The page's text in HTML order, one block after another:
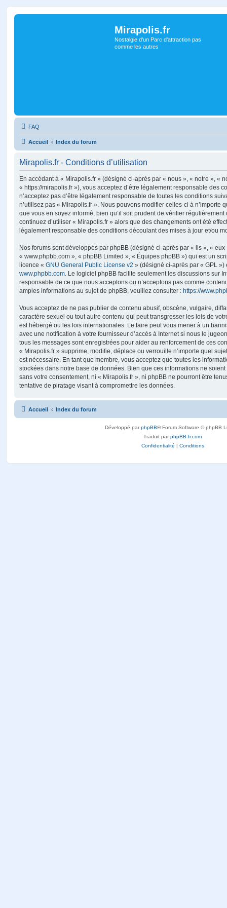
Mirapolis.fr
Nostalgie d'un Parc d'attraction pas
comme les autres
FAQ
Accueil Index du forum
Mirapolis.fr - Conditions d’utilisation
En accédant à « Mirapolis.fr » (désigné ci-après par « nous », « notre », «
« https://mirapolis.fr »), vous acceptez d’être légalement responsable des
n’acceptez pas d’être légalement responsable de toutes les conditions
n’utilisez pas « Mirapolis.fr ». Nous pouvons modifier celles-ci à n’importe
que vous en soyez informé, bien qu’il soit prudent de vérifier
continuez d’utiliser « Mirapolis.fr » alors que des changements ont été
légalement responsable des conditions découlant des mises à jour et/ou
Nos forums sont développés par phpBB (désigné ci-après par « ils », «
« www.phpbb.com », « phpBB Limited », « Équipes phpBB ») qui est un
licence « GNU General Public License v2 » (désigné ci-après par « GPL
www.phpbb.com. Le logiciel phpBB facilite seulement les discussions sur
responsable de ce que nous acceptons ou n’acceptons pas comme
amples informations au sujet de phpBB, veuillez consulter : https://
Vous acceptez de ne pas publier de contenu abusif, obscène, vulgaire,
caractère sexuel ou tout autre contenu qui peut transgresser les lois de
est hébergé ou les lois internationales. Le faire peut vous mener à un
avec une notification à votre fournisseur d’accès à Internet si nous le
tous les messages sont enregistrées pour aider au renforcement de ces
« Mirapolis.fr » supprime, modifie, déplace ou verrouille n’importe quel
est nécessaire. En tant que membre, vous acceptez que toutes les
stockées dans notre base de données. Bien que ces informations ne
sans votre consentement, ni « Mirapolis.fr », ni phpBB ne pourront être
tentative de piratage visant à compromettre les données.
Accueil Index du forum
Développé parphpBB® Forum Software © phpBB
Traduit parphpBB-fr.com
Confidentialité | Conditions